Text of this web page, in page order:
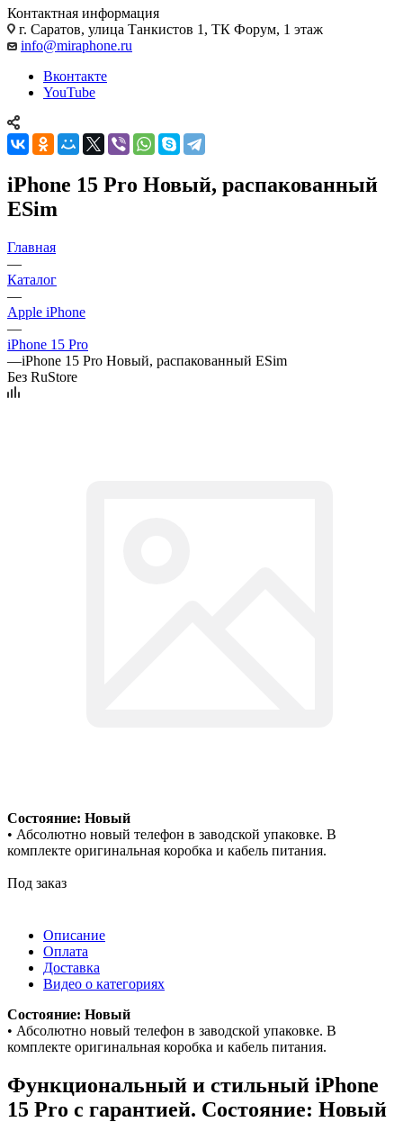
Контактная информация
г. Саратов, улица Танкистов 1, ТК Форум, 1 этаж
info@miraphone.ru
Вконтакте
YouTube
iPhone 15 Pro Новый, распакованный
ESim
Главная
—
Каталог
—
Apple iPhone
—
iPhone 15 Pro
—iPhone 15 Pro Новый, распакованный ESim
Без RuStore
Состояние: Новый
• Абсолютно новый телефон в заводской упаковке. В
комплекте оригинальная коробка и кабель питания.
Под заказ
Описание
Оплата
Доставка
Видео о категориях
Состояние: Новый
• Абсолютно новый телефон в заводской упаковке. В
комплекте оригинальная коробка и кабель питания.
Функциональный и стильный iPhone
15 Pro с гарантией. Состояние: Новый